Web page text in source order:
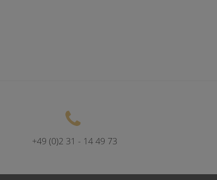
+49 (0)2 31 - 14 49 73